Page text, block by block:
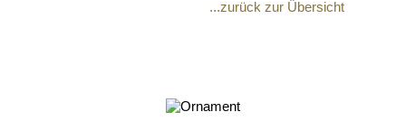
...zurück zur Übersicht